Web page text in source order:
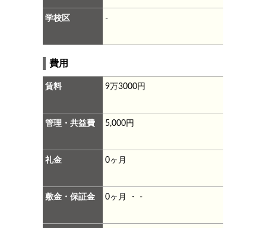
学校区 -
費用
賃料 9万3000円
管理・共益費 5,000円
礼金 0ヶ月
敷金・保証金 0ヶ月 ・ -